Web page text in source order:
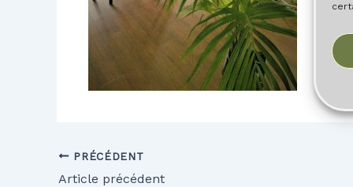
PRÉCÉDENT
Article précédent